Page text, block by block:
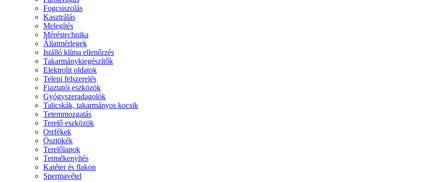
Fogcsiszolás
Kasztrálás
Melegítés
Méréstechnika
Állatmérlegek
Istálló klíma ellenőrzés
Takarmánykiegészítők
Elektrolit oldatok
Telepi felszerelés
Fiaztatói eszközök
Gyógyszeradagolók
Talicskák, takarmányos kocsik
Tetemmozgatás
Terelő eszközök
Orrfékek
Ösztökék
Terelőlapok
Termékenyítés
Katéter és flakon
Spermavétel